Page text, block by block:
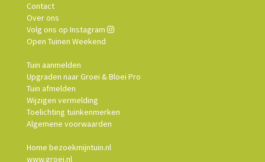
Contact
Over ons
Volg ons op Instagram
Open Tuinen Weekend
Tuin aanmelden
Upgraden naar Groei & Bloei Pro
Tuin afmelden
Wijzigen vermelding
Toelichting tuinkenmerken
Algemene voorwaarden
Home bezoekmijntuin.nl
www.groei.nl